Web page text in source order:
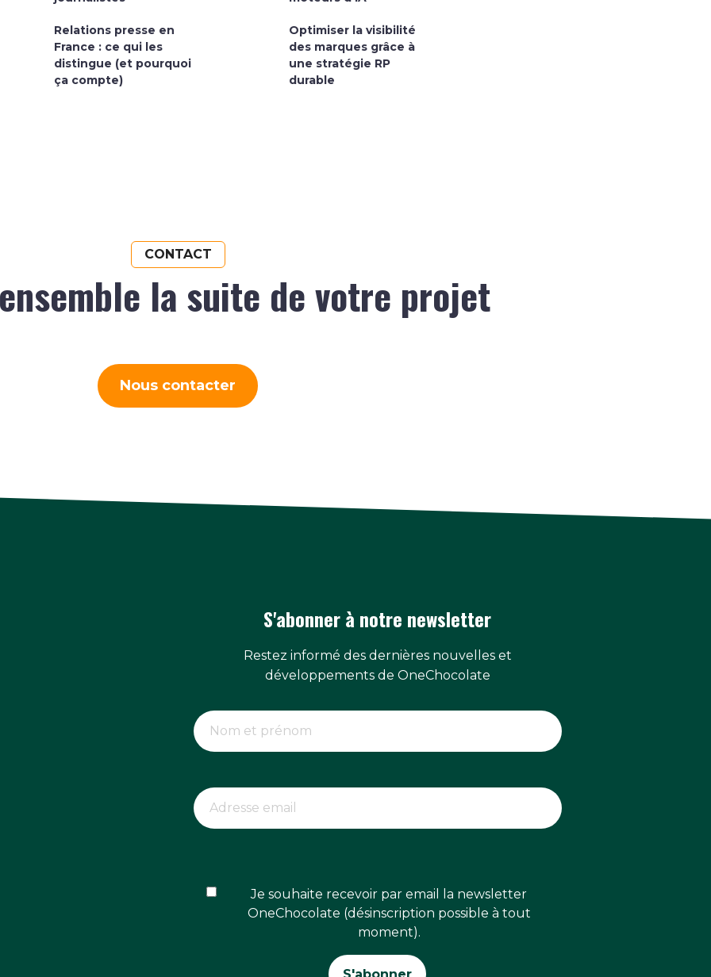
Relations presse en
France : ce qui les
distingue (et pourquoi
ça compte)
Optimiser la visibilité
des marques grâce à
une stratégie RP
durable
CONTACT
la suite de votre projet
Nous contacter
S'abonner à notre newsletter
Restez informé des dernières nouvelles et
développements de OneChocolate
Je souhaite recevoir par email la newsletter
OneChocolate (désinscription possible à tout
moment).